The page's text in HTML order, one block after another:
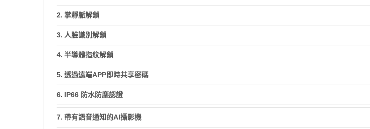
掌靜脈解鎖
人臉識別解鎖
半導體指紋解鎖
透過遠端APP即時共享密碼
IP66 防水防塵認證
帶有語音通知的AI攝影機